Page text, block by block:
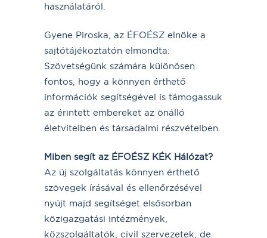
használatáról.
Gyene Piroska, az ÉFOÉSZ elnöke a
sajtótájékoztatón elmondta:
Szövetségünk számára különösen
fontos, hogy a könnyen érthető
információk segítségével is támogassuk
az érintett embereket az önálló
életvitelben és társadalmi részvételben.
Miben segít az ÉFOÉSZ KÉK Hálózat?
Az új szolgáltatás könnyen érthető
szövegek írásával és ellenőrzésével
nyújt majd segítséget elsősorban
közigazgatási intézmények,
közszolgáltatók, civil szervezetek, de